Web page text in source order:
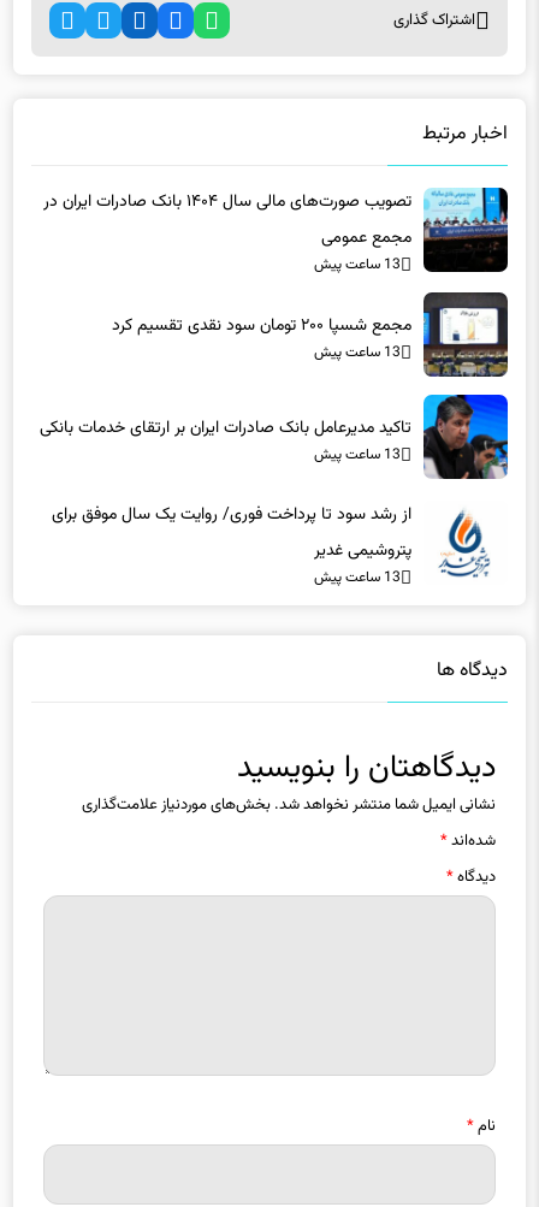
اشتراک گذاری
اخبار مرتبط
تصویب صورت‌های مالی سال ۱۴۰۴ بانک صادرات ایران در
مجمع عمومی
13 ساعت پیش
مجمع شسپا ۲۰۰ تومان سود نقدی تقسیم کرد
13 ساعت پیش
تاکید مدیرعامل بانک صادرات ایران بر ارتقای خدمات بانکی​
13 ساعت پیش
از رشد سود تا پرداخت فوری/ روایت یک سال موفق برای
پتروشیمی غدیر
13 ساعت پیش
دیدگاه ها
دیدگاهتان را بنویسید
نشانی ایمیل شما منتشر نخواهد شد. بخش‌های موردنیاز علامت‌گذاری
شده‌اند*
دیدگاه*
نام*